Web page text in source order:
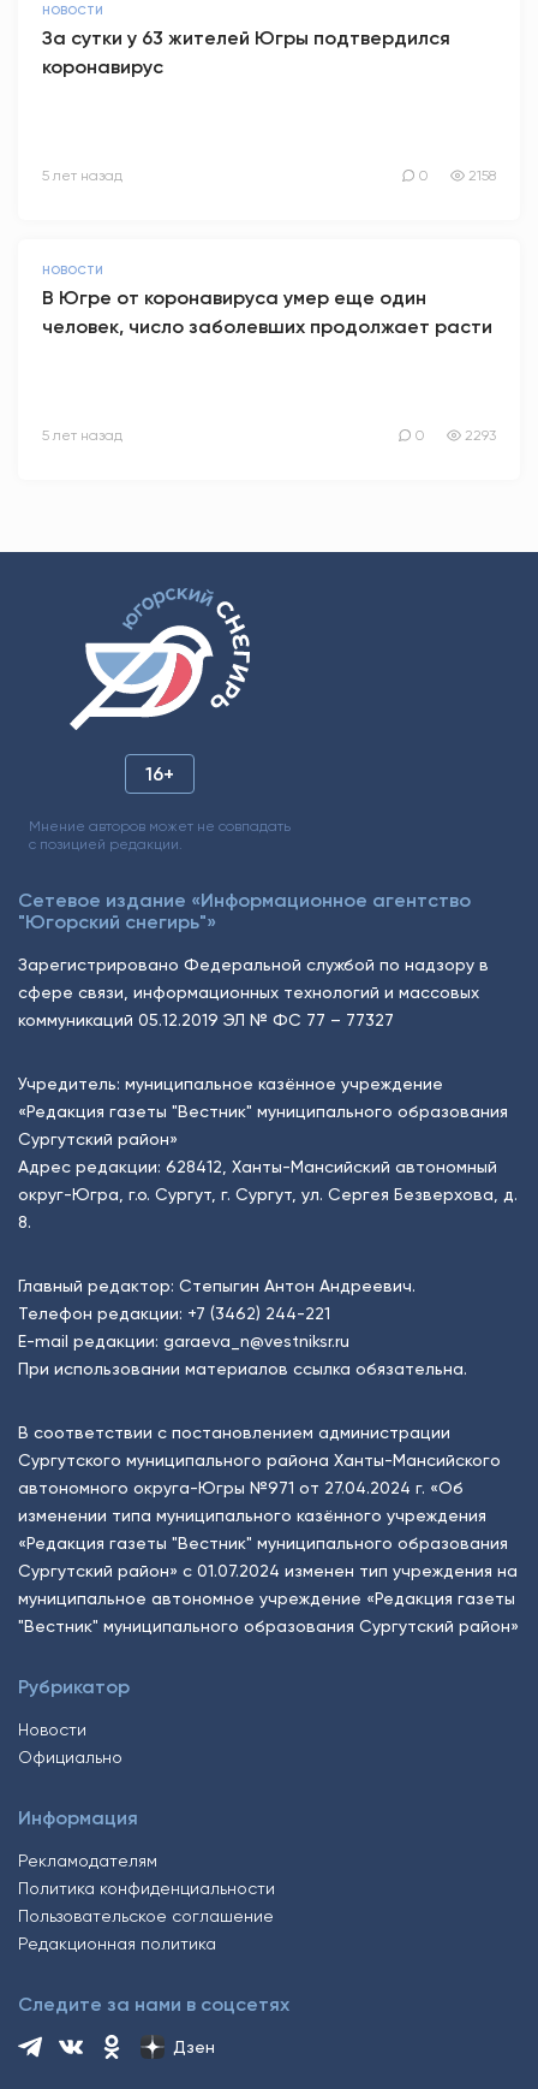
НОВОСТИ
За сутки у 63 жителей Югры подтвердился
коронавирус
5 лет назад 0 2158
НОВОСТИ
В Югре от коронавируса умер еще один
человек, число заболевших продолжает расти
5 лет назад 0 2293
16+
Мнение авторов может не совпадать
с позицией редакции.
Сетевое издание «Информационное агентство
"Югорский снегирь"»
Зарегистрировано Федеральной службой по надзору в
сфере связи, информационных технологий и массовых
коммуникаций 05.12.2019 ЭЛ № ФС 77 – 77327
Учредитель: муниципальное казённое учреждение
«Редакция газеты "Вестник" муниципального образования
Сургутский район»
Адрес редакции: 628412, Ханты-Мансийский автономный
округ-Югра, г.о. Сургут, г. Сургут, ул. Сергея Безверхова, д.
8.
Главный редактор: Степыгин Антон Андреевич.
Телефон редакции: +7 (3462) 244-221
E-mail редакции: garaeva_n@vestniksr.ru
При использовании материалов ссылка обязательна.
В соответствии с постановлением администрации
Сургутского муниципального района Ханты-Мансийского
автономного округа-Югры №971 от 27.04.2024 г. «Об
изменении типа муниципального казённого учреждения
«Редакция газеты "Вестник" муниципального образования
Сургутский район» с 01.07.2024 изменен тип учреждения на
муниципальное автономное учреждение «Редакция газеты
"Вестник" муниципального образования Сургутский район»
Рубрикатор
Новости
Официально
Информация
Рекламодателям
Политика конфиденциальности
Пользовательское соглашение
Редакционная политика
Следите за нами в соцсетях
Дзен